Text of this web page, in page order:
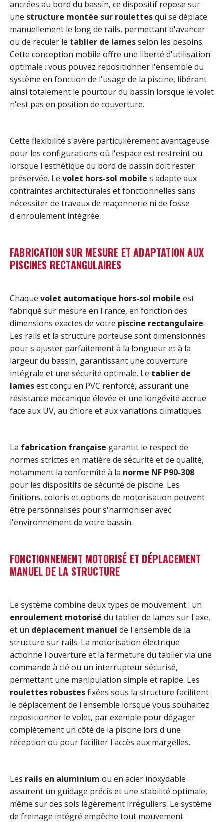
ancrées au bord du bassin, ce dispositif repose sur
une structure montée sur roulettesqui se déplace
manuellement le long de rails, permettant d'avancer
ou de reculer le tablier de lamesselon les besoins.
Cette conception mobile offre une liberté d'utilisation
optimale : vous pouvez repositionner l'ensemble du
système en fonction de l'usage de la piscine, libérant
ainsi totalement le pourtour du bassin lorsque le volet
n'est pas en position de couverture.
Cette flexibilité s'avère particulièrement avantageuse
pour les configurations où l'espace est restreint ou
lorsque l'esthétique du bord de bassin doit rester
préservée. Le volet hors-sol mobile s'adapte aux
contraintes architecturales et fonctionnelles sans
nécessiter de travaux de maçonnerie ni de fosse
d'enroulement intégrée.
FABRICATION SUR MESURE ET ADAPTATION AUX
PISCINES RECTANGULAIRES
Chaque volet automatique hors-sol mobile est
fabriqué sur mesure en France, en fonction des
dimensions exactes de votre piscine rectangulaire.
Les rails et la structure porteuse sont dimensionnés
pour s'ajuster parfaitement à la longueur et à la
largeur du bassin, garantissant une couverture
intégrale et une sécurité optimale. Le tablier de
lamesest conçu en PVC renforcé, assurant une
résistance mécanique élevée et une longévité accrue
face aux UV, au chlore et aux variations climatiques.
La fabrication française garantit le respect de
normes strictes en matière de sécurité et de qualité,
notamment la conformité à la norme NF P90-308
pour les dispositifs de sécurité de piscine. Les
finitions, coloris et options de motorisation peuvent
être personnalisés pour s'harmoniser avec
l'environnement de votre bassin.
FONCTIONNEMENT MOTORISÉ ET DÉPLACEMENT
MANUEL DE LA STRUCTURE
Le système combine deux types de mouvement : un
enroulement motorisé du tablier de lames sur l'axe,
et un déplacement manuel de l'ensemble de la
structure sur rails. La motorisation électrique
actionne l'ouverture et la fermeture du tablier via une
commande à clé ou un interrupteur sécurisé,
permettant une manipulation simple et rapide. Les
roulettes robustesfixées sous la structure facilitent
le déplacement de l'ensemble lorsque vous souhaitez
repositionner le volet, par exemple pour dégager
complètement un côté de la piscine lors d'une
réception ou pour faciliter l'accès aux margelles.
Les rails en aluminium ou en acier inoxydable
assurent un guidage précis et une stabilité optimale,
même sur des sols légèrement irréguliers. Le système
de freinage intégré empêche tout mouvement